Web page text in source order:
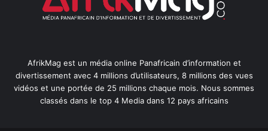
AfrikMag est un média online Panafricain d’information et
divertissement avec 4 millions d’utilisateurs, 8 millions des vues
vidéos et une portée de 25 millions chaque mois. Nous sommes
classés dans le top 4 Media dans 12 pays africains